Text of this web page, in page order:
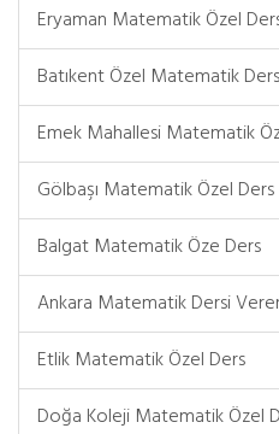
Eryaman Matematik Özel
Batıkent Özel Matematik
Emek Mahallesi Matematik
Gölbaşı Matematik Özel Ders
Balgat Matematik Öze Ders
Ankara Matematik Dersi
Etlik Matematik Özel Ders
Doğa Koleji Matematik Özel